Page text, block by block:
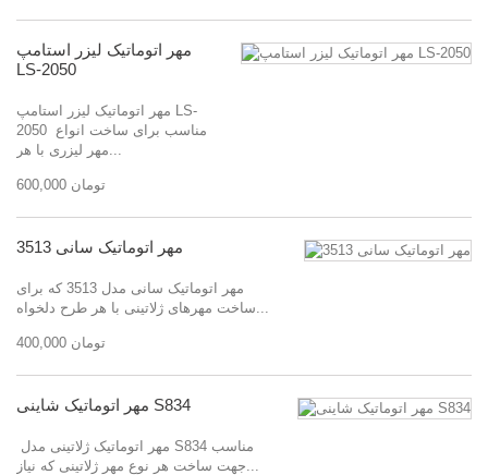
مهر اتوماتیک لیزر استامپ
LS-2050
مهر اتوماتیک لیزر استامپ LS-
2050 مناسب برای ساخت انواع
مهر لیزری با هر...
600,000 تومان
مهر اتوماتیک سانی 3513
مهر اتوماتیک سانی مدل 3513 که برای
ساخت مهرهای ژلاتینی با هر طرح دلخواه...
400,000 تومان
مهر اتوماتیک شاینی S834
جهت ساخت هر نوع مهر ژلاتینی که نیاز...